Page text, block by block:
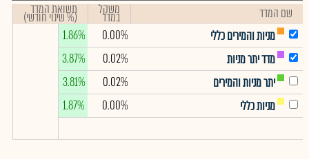
שם המדד משקל
במדד תשואת המדד
(% שינוי חודשי)
מניות והמירים כללי
0.00%
1.86%
מדד יתר מניות
0.02%
3.87%
יתר מניות והמירים
0.02%
3.81%
מניות כללי
0.00%
1.87%